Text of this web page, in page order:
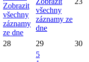
Zobrazit
všechny
záznamy
ze dne
všechny
záznamy ze
dne
28 29 30
5